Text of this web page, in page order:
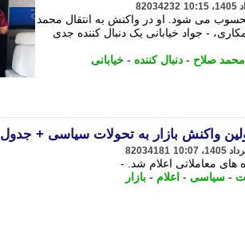
82034232
محسوب می شود. او در واکنش به انتقال محمد
شماره 61 برای این همکاری، - جواد خیابانی یک دنبال کننده جدی
محمد صلاح - دنبال کننده - خیابانی
واکنش بازار به تحولات سیاسی + جدول
82034181
- سیاسی - اعلام - بازار